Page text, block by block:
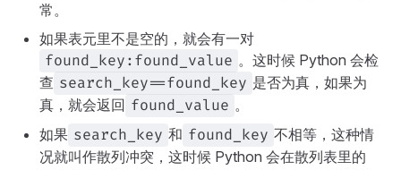
常。
如果表元里不是空的，就会有一对
found_key:found_value 。这时候 Python 会检
查 search_key==found_key 是否为真，如果为
真，就会返回 found_value 。
如果 search_key 和 found_key 不相等，这种情
况就叫作散列冲突，这时候 Python 会在散列表里的